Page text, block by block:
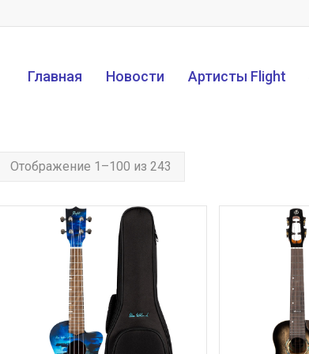
Главная Новости Артисты Flight
Отображение 1–100 из 243